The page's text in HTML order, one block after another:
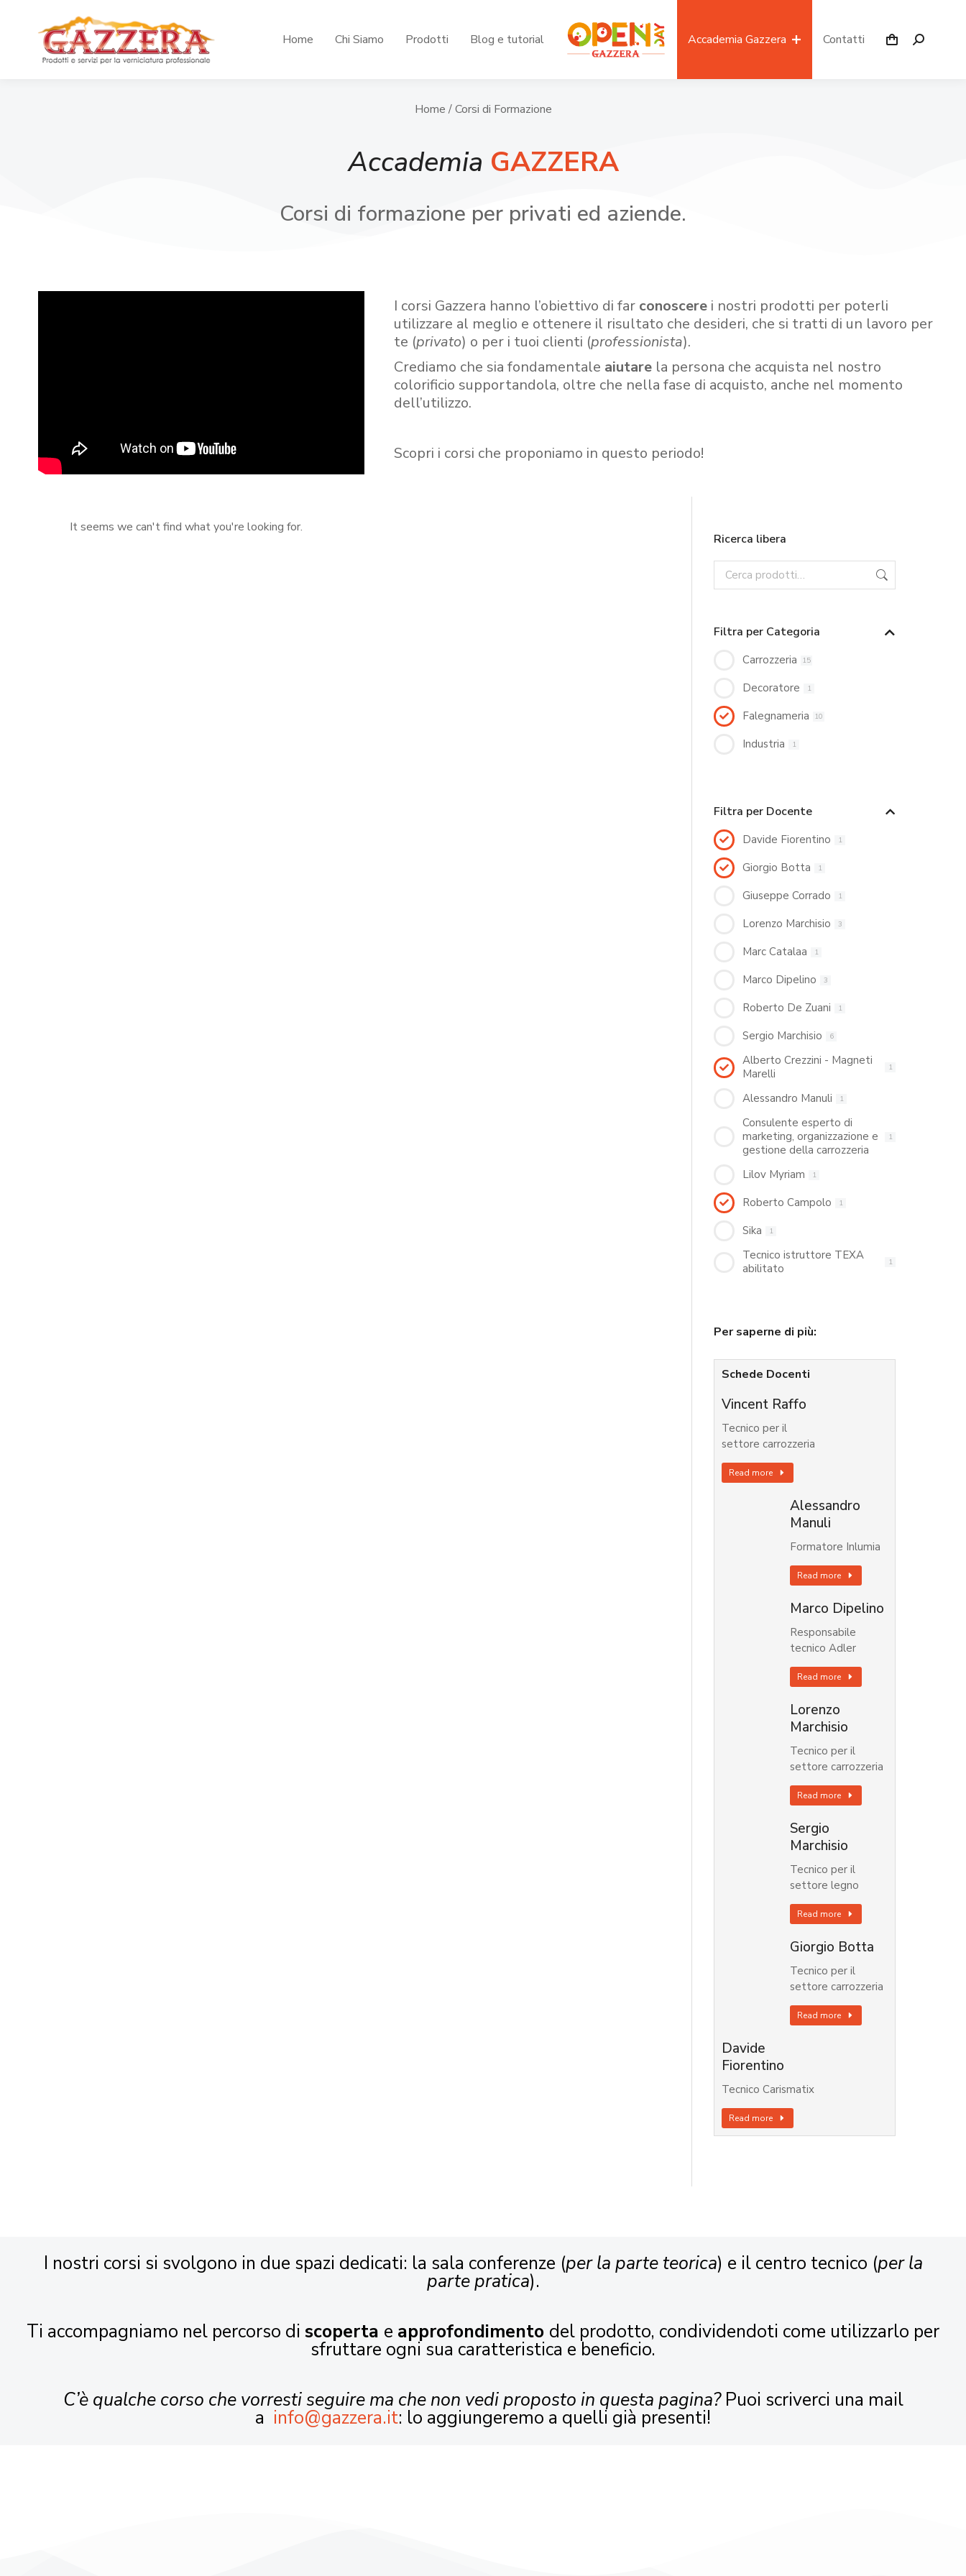
Home Chi Siamo Prodotti Blog e tutorial Accademia Gazzera Contatti
Home / Corsi di Formazione
Accademia GAZZERA
Corsi di formazione per privati ed aziende.
I corsi Gazzera hanno l’obiettivo di far conoscerei nostri prodotti per poterli
utilizzare al meglio e ottenere il risultato che desideri, che si tratti di un lavoro per
te (privato) o per i tuoi clienti (professionista).
Crediamo che sia fondamentale aiutare la persona che acquista nel nostro
colorificio supportandola, oltre che nella fase di acquisto, anche nel momento
dell’utilizzo.
Scopri i corsi che proponiamo in questo periodo!
It seems we can't find what you're looking for.
Ricerca libera
Filtra per Categoria
Carrozzeria 15
Decoratore 1
Falegnameria 10
Industria 1
Filtra per Docente
Davide Fiorentino 1
Giorgio Botta 1
Giuseppe Corrado 1
Lorenzo Marchisio 3
Marc Catalaa 1
Marco Dipelino 3
Roberto De Zuani 1
Sergio Marchisio 6
Alberto Crezzini - Magneti
Marelli
1
Alessandro Manuli 1
Consulente esperto di
marketing, organizzazione e
gestione della carrozzeria
1
Lilov Myriam 1
Roberto Campolo 1
Sika 1
Tecnico istruttore TEXA
abilitato
1
Per saperne di più:
Schede Docenti
Vincent Raffo
Tecnico per il
settore carrozzeria
Read more
Alessandro
Manuli
Formatore Inlumia
Read more
Marco Dipelino
Responsabile
tecnico Adler
Read more
Lorenzo
Marchisio
Tecnico per il
settore carrozzeria
Read more
Sergio
Marchisio
Tecnico per il
settore legno
Read more
Giorgio Botta
Tecnico per il
settore carrozzeria
Read more
Davide
Fiorentino
Tecnico Carismatix
Read more
I nostri corsi si svolgono in due spazi dedicati: la sala conferenze (per la parte teorica) e il centro tecnico (per la
parte pratica).
Ti accompagniamo nel percorso di scoperta e approfondimento del prodotto, condividendoti come utilizzarlo per
sfruttare ogni sua caratteristica e beneficio.
C’è qualche corso che vorresti seguire ma che non vedi proposto in questa pagina?Puoi scriverci una mail
a info@gazzera.it: lo aggiungeremo a quelli già presenti!